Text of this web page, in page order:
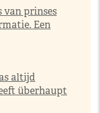
van prinses
Een
altijd
überhaupt